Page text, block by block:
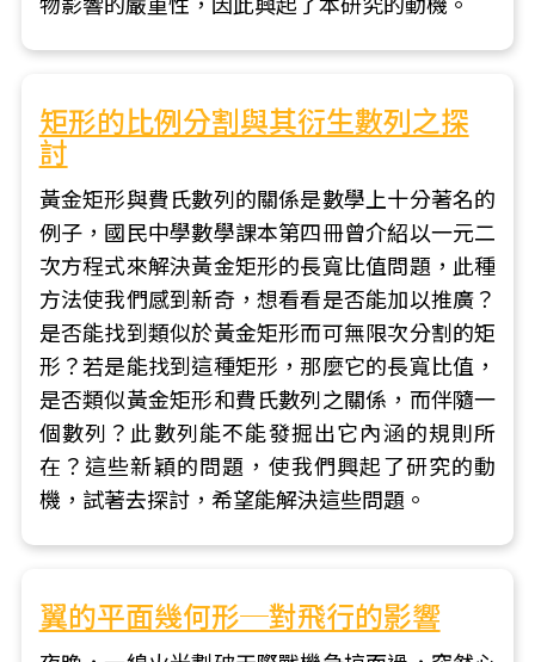
物影響的嚴重性，因此興起了本研究的動機。
矩形的比例分割與其衍生數列之探
討
黃金矩形與費氏數列的關係是數學上十分著名的
例子，國民中學數學課本第四冊曾介紹以一元二
次方程式來解決黃金矩形的長寬比值問題，此種
方法使我們感到新奇，想看看是否能加以推廣？
是否能找到類似於黃金矩形而可無限次分割的矩
形？若是能找到這種矩形，那麼它的長寬比值，
是否類似黃金矩形和費氏數列之關係，而伴隨一
個數列？此數列能不能發掘出它內涵的規則所
在？這些新穎的問題，使我們興起了研究的動
機，試著去探討，希望能解決這些問題。
翼的平面幾何形─對飛行的影響